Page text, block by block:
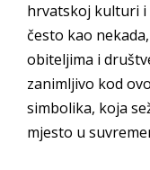
hrvatskoj kulturi i
često kao
obiteljima i
zanimljivo kod
simbolika, koja
mjesto u